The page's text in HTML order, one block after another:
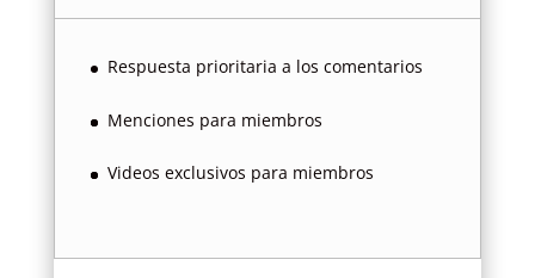
Respuesta prioritaria a los comentarios
Menciones para miembros
Videos exclusivos para miembros